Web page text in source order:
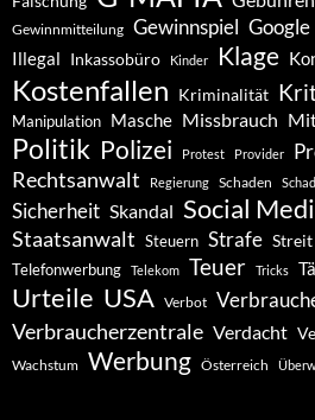
Gewinnmitteilung Gewinnspiel Google
Illegal Inkassobüro Kinder Klage
Kostenfallen Kriminalität
Manipulation Masche Missbrauch
Politik Polizei Protest Provider
Rechtsanwalt Regierung Schaden
Sicherheit Skandal Social
Staatsanwalt Steuern Strafe Streit
Telefonwerbung Telekom Teuer Tricks
Urteile USA Verbot
Verbraucherzentrale Verdacht
Wachstum Werbung Österreich